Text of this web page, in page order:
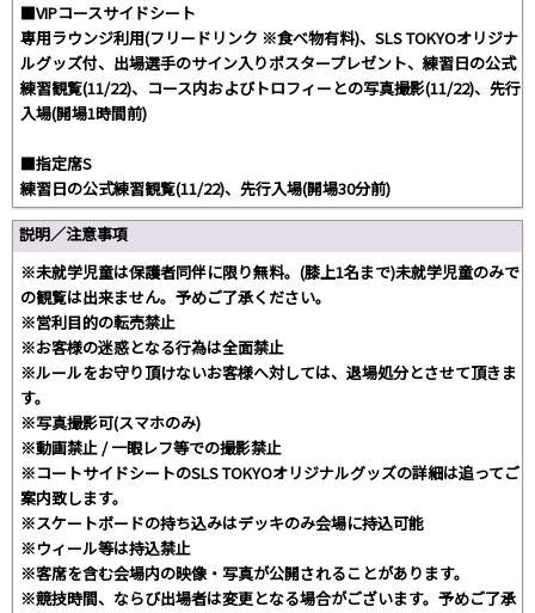
■VIPコースサイドシート
専用ラウンジ利用(フリードリンク ※食べ物有料)、SLS TOKYOオリジナ
ルグッズ付、出場選手のサイン⼊りポスタープレゼント、練習日の公式
練習観覧(11/22)、コース内およびトロフィーとの写真撮影(11/22)、先行
入場(開場1時間前)
■指定席S
練習日の公式練習観覧(11/22)、先行入場(開場30分前)
説明／注意事項
※未就学児童は保護者同伴に限り無料。(膝上1名まで)未就学児童のみで
の観覧は出来ません。予めご了承ください。
※営利目的の転売禁止
※お客様の迷惑となる行為は全面禁止
※ルールをお守り頂けないお客様へ対しては、退場処分とさせて頂きま
す。
※写真撮影可(スマホのみ)
※動画禁止 / ⼀眼レフ等での撮影禁止
※コートサイドシートのSLS TOKYOオリジナルグッズの詳細は追ってご
案内致します。
※スケートボードの持ち込みはデッキのみ会場に持込可能
※ウィール等は持込禁止
※客席を含む会場内の映像・写真が公開されることがあります。
※競技時間、ならび出場者は変更となる場合がございます。予めご了承